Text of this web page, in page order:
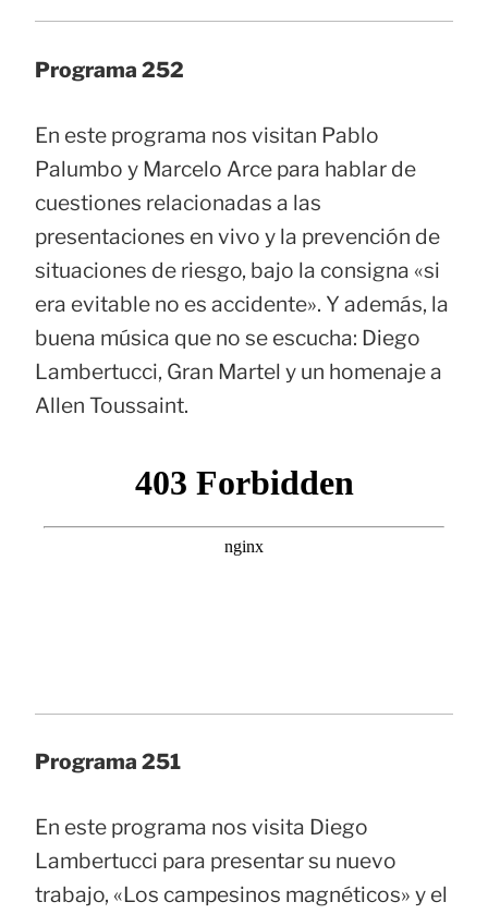
Programa 252
En este programa nos visitan Pablo
Palumbo y Marcelo Arce para hablar de
cuestiones relacionadas a las
presentaciones en vivo y la prevención de
situaciones de riesgo, bajo la consigna «si
era evitable no es accidente». Y además, la
buena música que no se escucha: Diego
Lambertucci, Gran Martel y un homenaje a
Allen Toussaint.
Programa 251
En este programa nos visita Diego
Lambertucci para presentar su nuevo
trabajo, «Los campesinos magnéticos» y el